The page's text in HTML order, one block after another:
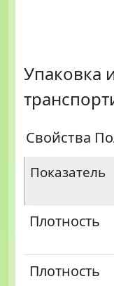
Упаковка
Свойства
Показатель
Плотность
Плотность